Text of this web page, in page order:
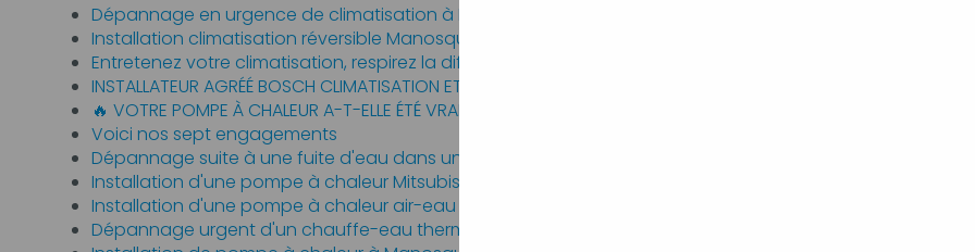
Dépannage en urgence de climatisation à Manosque
Installation climatisation réversible Manosque
Entretenez votre climatisation, respirez la différence.
INSTALLATEUR AGRÉÉ BOSCH CLIMATISATION ET POMPE À CHALEUR
🔥 VOTRE POMPE À CHALEUR A-T-ELLE ÉTÉ VRAIMENT BIEN INSTALLÉE ?
Voici nos sept engagements
Dépannage suite à une fuite d'eau dans un appartement à Forcalquier
Installation d'une pompe à chaleur Mitsubishi à Corbière-en-Provence
Installation d'une pompe à chaleur air-eau à Forcalquier
Dépannage urgent d'un chauffe-eau thermodynamique à Manosque